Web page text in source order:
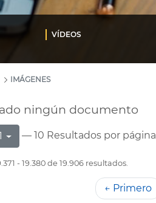
VÍDEOS
IMÁGENES
ningún documento
— 10 Resultados por página
- 19.380 de 19.906 resultados.
← Primero